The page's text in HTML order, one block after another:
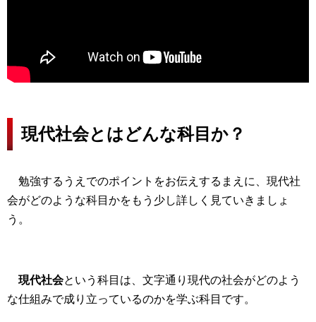
現代社会とはどんな科目か？
勉強するうえでのポイントをお伝えするまえに、現代社
会がどのような科目かをもう少し詳しく見ていきましょ
う。
現代社会という科目は、文字通り現代の社会がどのよう
な仕組みで成り立っているのかを学ぶ科目です。